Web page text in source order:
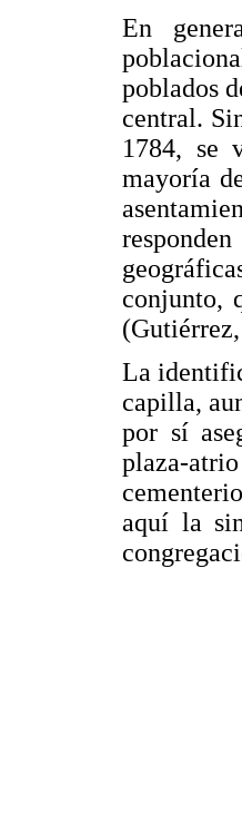
En
poblados
central.
1784, se
mayoría
conjunto,
La
capilla,
por sí
plaza-
aquí la